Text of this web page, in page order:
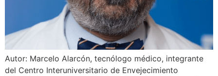
Autor: Marcelo Alarcón, tecnólogo médico, integrante
del Centro Interuniversitario de Envejecimiento